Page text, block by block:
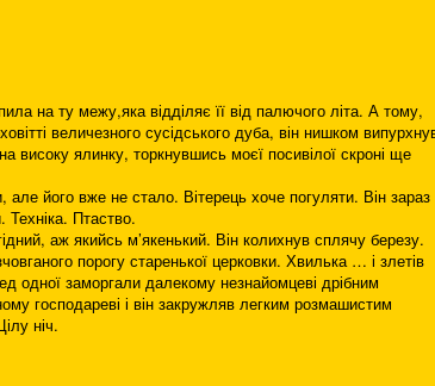
на ту межу,яка відділяє її від палючого літа. А тому,
величезного сусідського дуба, він нишком
високу ялинку, торкнувшись моєї посивілої скроні ще
його вже не стало. Вітерець хоче погуляти. Він зараз
Птаство.
аж якийсь м’якенький. Він колихнув сплячу березу.
порогу старенької церковки. Хвилька … і злетів
одної заморгали далекому незнайомцеві дрібним
господареві і він закружляв легким розмашистим
ніч.